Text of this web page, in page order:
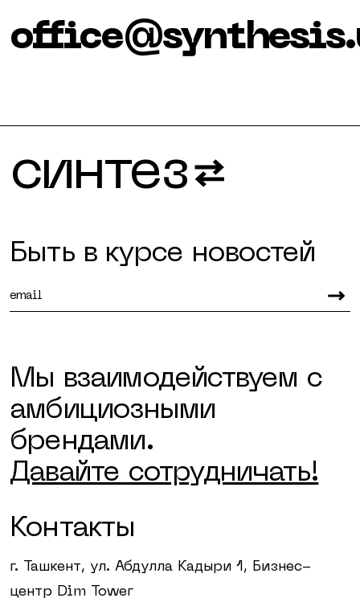
синтез
Быть в курсе новостей
Мы взаимодействуем с
амбициозными
брендами.
Давайте сотрудничать!
Контакты
г. Ташкент, ул. Абдулла Кадыри 1, Бизнес-
центр Dim Tower